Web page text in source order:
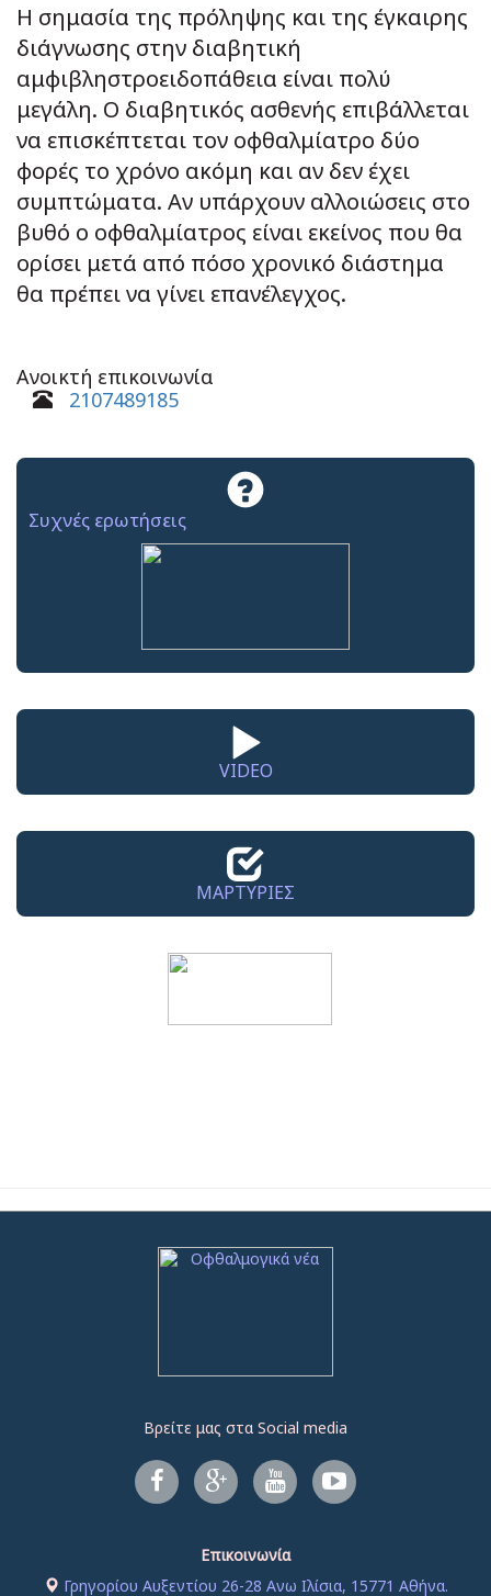
Η σημασία της πρόληψης και της έγκαιρης
διάγνωσης στην διαβητική
αμφιβληστροειδοπάθεια είναι πολύ
μεγάλη. Ο διαβητικός ασθενής επιβάλλεται
να επισκέπτεται τον οφθαλμίατρο δύο
φορές το χρόνο ακόμη και αν δεν έχει
συμπτώματα. Αν υπάρχουν αλλοιώσεις στο
βυθό ο οφθαλμίατρος είναι εκείνος που θα
ορίσει μετά από πόσο χρονικό διάστημα
θα πρέπει να γίνει επανέλεγχος.
Ανοικτή επικοινωνία
2107489185
Συχνές ερωτήσεις
VIDEO
ΜΑΡΤΥΡΙΕΣ
Βρείτε μας στα Social media
Επικοινωνία
Γρηγορίου Αυξεντίου 26-28 Ανω Ιλίσια, 15771 Αθήνα.